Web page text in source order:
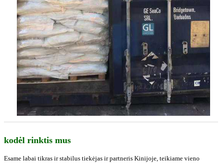
kodėl rinktis mus
Esame labai tikras ir stabilus tiekėjas ir partneris Kinijoje, teikiame vieno